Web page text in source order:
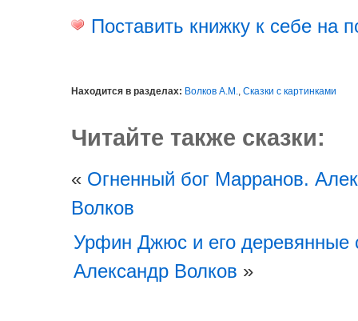
Поставить книжку к себе на
Находится в разделах: Волков А.М., Сказки с картинками
Читайте также сказки:
« Огненный бог Марранов.
Волков
Урфин Джюс и его деревянные
Александр Волков »